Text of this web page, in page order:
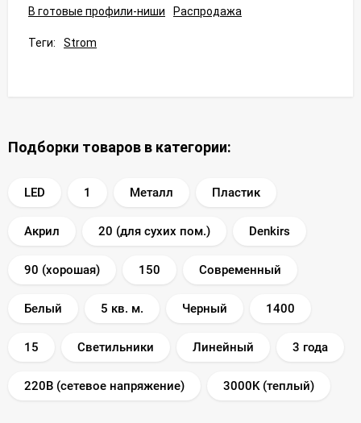
В готовые профили-ниши
Распродажа
Теги: Strom
Подборки товаров в категории:
LED 1 Металл Пластик
Акрил 20 (для сухих пом.) Denkirs
90 (хорошая) 150 Современный
Белый 5 кв. м. Черный 1400
15 Светильники Линейный 3 года
220В (сетевое напряжение) 3000K (теплый)